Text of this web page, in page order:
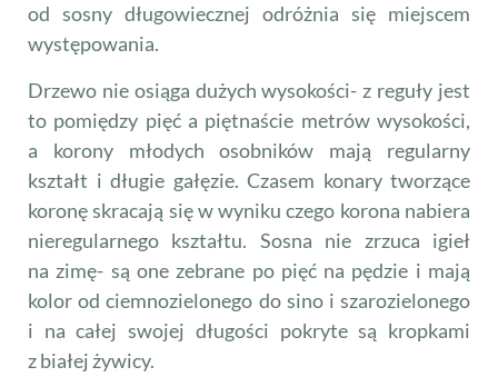
od sosny długowiecznej odróżnia się miejscem
występowania.
Drzewo nie osiąga dużych wysokości- z reguły jest
to pomiędzy pięć a piętnaście metrów wysokości,
a korony młodych osobników mają regularny
kształt i długie gałęzie. Czasem konary tworzące
koronę skracają się w wyniku czego korona nabiera
nieregularnego kształtu. Sosna nie zrzuca igieł
na zimę- są one zebrane po pięć na pędzie i mają
kolor od ciemnozielonego do sino i szarozielonego
i na całej swojej długości pokryte są kropkami
z białej żywicy.